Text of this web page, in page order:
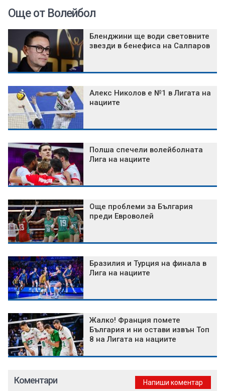
Още от Волейбол
Бленджини ще води световните
звезди в бенефиса на Салпаров
Алекс Николов е №1 в Лигата на
нациите
Полша спечели волейболната
Лига на нациите
Още проблеми за България
преди Евроволей
Бразилия и Турция на финала в
Лига на нациите
Жалко! Франция помете
България и ни остави извън Топ
8 на Лигата на нациите
Коментари Напиши коментар